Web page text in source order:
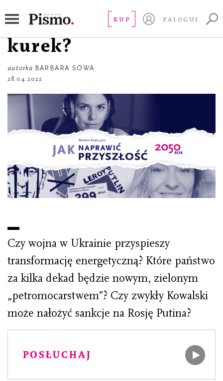
KUP ZALOGUJ
Kto komu zakręci
kurek?
autorka BARBARA SOWA
28.04.2022
Czy wojna w Ukrainie przyspieszy
transformację energetyczną? Które państwo
za kilka dekad będzie nowym, zielonym
„petromocarstwem”? Czy zwykły Kowalski
może nałożyć sankcje na Rosję Putina?
POSŁUCHAJ